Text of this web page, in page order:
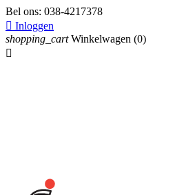
Bel ons: 038-4217378
 Inloggen
shopping_cart Winkelwagen (0)
